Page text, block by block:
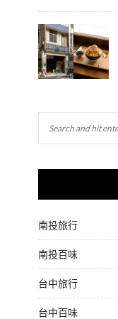
南投旅行
南投百味
台中旅行
台中百味